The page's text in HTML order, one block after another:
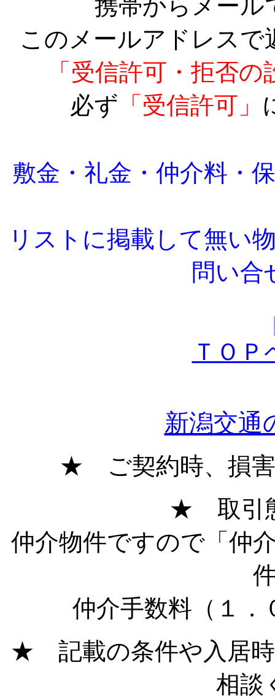
携帯からメール
このメールアドレス
「受信許可・拒否の
必ず 「受信許可」
敷金・礼金・仲介料・
リストに掲載して無い
問い合
ＴＯ
新潟交通
★ ご契約時、損害
★ 取引
仲介物件ですので「仲
仲介手数料（１．
★ 記載の条件や入居時
相談